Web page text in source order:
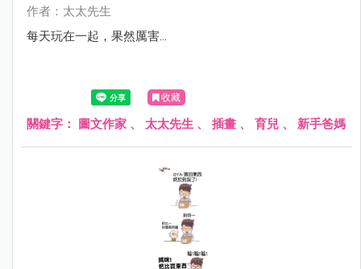
作者：太太先生
每天玩在一起，果然厲害...
收藏
關鍵字： 圖文作家 、 太太先生 、 插畫 、 育兒 、 新手爸媽